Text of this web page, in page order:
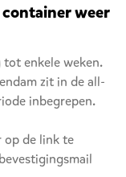
weer
tot enkele weken.
zit in de all-
inbegrepen.
op de link te